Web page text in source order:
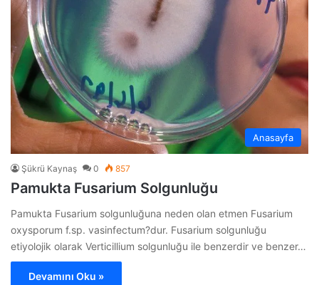
Anasayfa
Şükrü Kaynaş 0 857
Pamukta Fusarium Solgunluğu
Pamukta Fusarium solgunluğuna neden olan etmen Fusarium
oxysporum f.sp. vasinfectum?dur. Fusarium solgunluğu
etiyolojik olarak Verticillium solgunluğu ile benzerdir ve benzer…
Devamını Oku »